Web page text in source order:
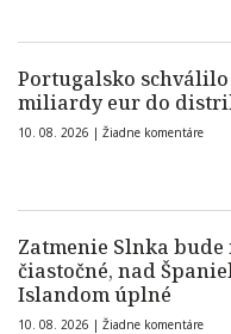
Portugalsko schválilo
miliardy eur do
10. 08. 2026 | Žiadne komentáre
Zatmenie Slnka bude
čiastočné, nad
Islandom úplné
10. 08. 2026 | Žiadne komentáre